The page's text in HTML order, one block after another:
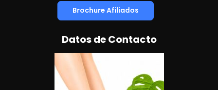
Brochure Afiliados
Datos de Contacto